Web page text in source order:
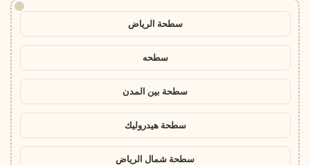
!
سطحة الرياض
سطحه
سطحة بين المدن
سطحة هيدروليك
سطحة شمال الرياض